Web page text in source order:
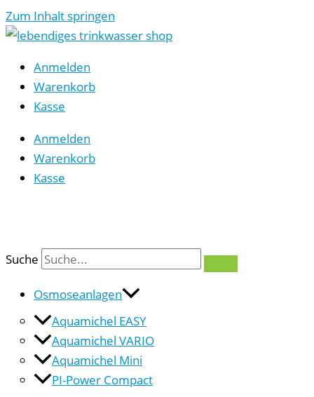
Zum Inhalt springen
Anmelden
Warenkorb
Kasse
Anmelden
Warenkorb
Kasse
Suche
Osmoseanlagen
Aquamichel EASY
Aquamichel VARIO
Aquamichel Mini
PI-Power Compact